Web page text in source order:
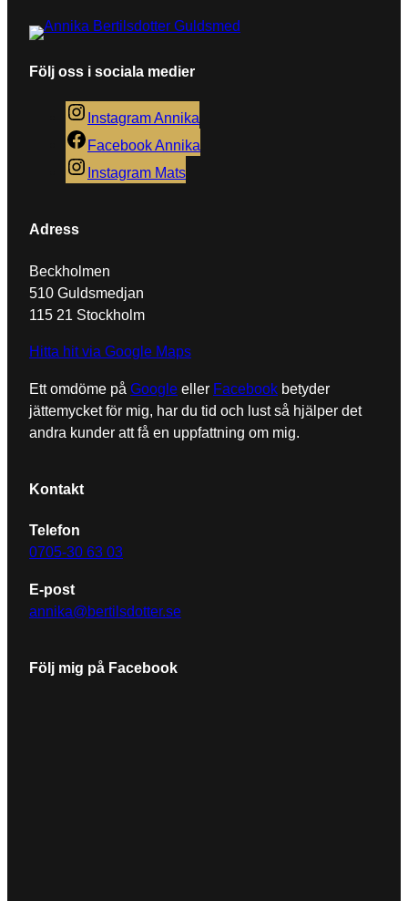
Namn*
E-post*
Denna webbplats använder Akismet för att minska
bearbetas
Följ oss i sociala medier
Instagram Annika
Facebook Annika
Instagram Mats
Adress
Beckholmen
510 Guldsmedjan
115 21 Stockholm
Hitta hit via Google Maps
Ett omdöme på Google eller Facebook betyder
jättemycket för mig, har du tid och lust så hjälper det
andra kunder att få en uppfattning om mig.
Kontakt
Telefon
0705-30 63 03
E-post
annika@bertilsdotter.se
Följ mig på Facebook